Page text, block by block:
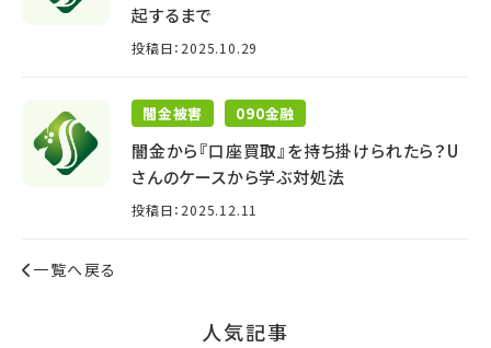
起するまで
投稿日：2025.10.29
闇金被害 090金融
闇金から『口座買取』を持ち掛けられたら？U
さんのケースから学ぶ対処法
投稿日：2025.12.11
一覧へ戻る
⼈気記事